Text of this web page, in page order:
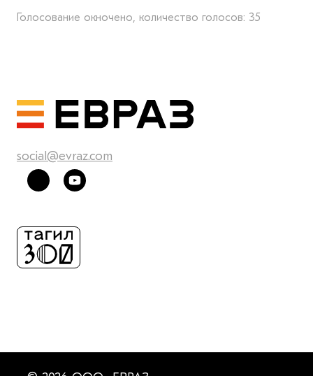
Голосование окночено, количество голосов: 35
social@evraz.com